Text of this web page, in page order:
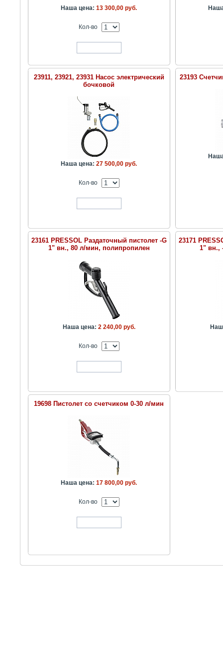
Наша цена: 13 300,00 руб.
Кол-во
23911, 23921, 23931 Насос электрический
бочковой
Наша цена: 27 500,00 руб.
Кол-во
23193
23161 PRESSOL Раздаточный пистолет -G
1" вн., 80 л/мин, полипропилен
Наша цена: 2 240,00 руб.
Кол-во
23171
1" вн.,
19698 Пистолет со счетчиком 0-30 л/мин
Наша цена: 17 800,00 руб.
Кол-во